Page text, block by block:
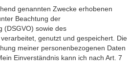
genannten Zwecke erhobenen
Beachtung der
(DSGVO) sowie des
genutzt und gespeichert. Die
meiner personenbezogenen Daten
Einverständnis kann ich nach Art. 7